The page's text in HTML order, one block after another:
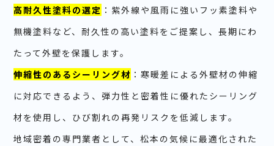
高耐久性塗料の選定 ：紫外線や風雨に強いフッ素塗料や
無機塗料など、耐久性の高い塗料をご提案し、長期にわ
たって外壁を保護します。
伸縮性のあるシーリング材 ：寒暖差による外壁材の伸縮
に対応できるよう、弾力性と密着性に優れたシーリング
材を使用し、ひび割れの再発リスクを低減します。
地域密着の専門業者として、松本の気候に最適化された